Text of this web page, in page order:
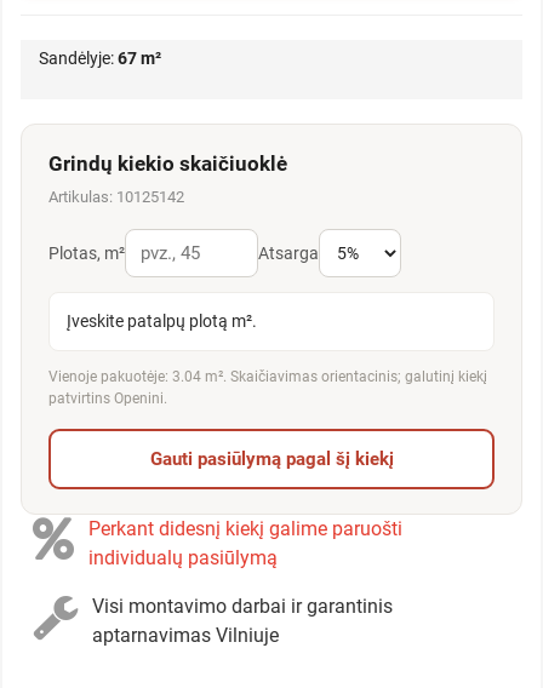
Sandėlyje:67 m²
Grindų kiekio skaičiuoklė
Artikulas: 10125142
Plotas, m² Atsarga
Įveskite patalpų plotą m².
Vienoje pakuotėje: 3.04 m². Skaičiavimas orientacinis; galutinį kiekį
patvirtins Openini.
Gauti pasiūlymą pagal šį kiekį
Perkant didesnį kiekį galime paruošti
individualų pasiūlymą
Visi montavimo darbai ir garantinis
aptarnavimas Vilniuje